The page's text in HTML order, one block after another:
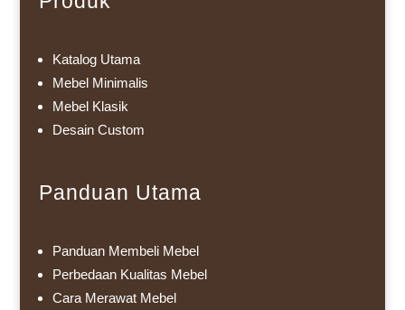
Katalog Utama
Mebel Minimalis
Mebel Klasik
Desain Custom
Panduan Utama
Panduan Membeli Mebel
Perbedaan Kualitas Mebel
Cara Merawat Mebel